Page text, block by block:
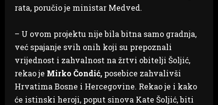
rata, poručio je ministar Medved.
– U ovom projektu nije bila bitna samo gradnja,
već spajanje svih onih koji su prepoznali
vrijednost i zahvalnost na žrtvi obitelji Šoljić,
rekao je Mirko Čondić, posebice zahvalivši
Hrvatima Bosne i Hercegovine. Rekao je i kako
će istinski heroji, poput sinova Kate Šoljić, biti